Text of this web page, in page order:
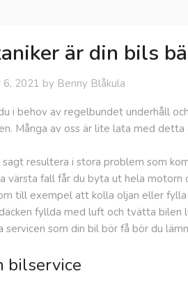
är din bils
2021 by Benny Blåkula
i behov av regelbundet underhåll
Många av oss är lite lata med
resultera i stora problem som
värsta fall får du byta ut hela motorn
till exempel att kolla oljan eller
fyllda med luft och tvätta
servicen som din bil bör få bör du
bilservice